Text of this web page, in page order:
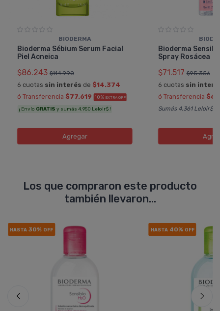
BIODERMA
Bioderma Sébium Serum Facial
Piel Acneica
$86.243 $114.990
6 cuotas sin interés de $14.374
ó Transferencia $77.619 10% EXTRA OFF
¡ Envío GRATIS y sumás 4.950 Leloir$ !
Agregar
Bioderma
Spray Rosácea
$71.517 $95.356
6 cuotas sin
ó Transferencia
Sumás 4.361 Leloir$
Los que compraron este producto
también llevaron...
HASTA30% OFF HASTA40% OFF